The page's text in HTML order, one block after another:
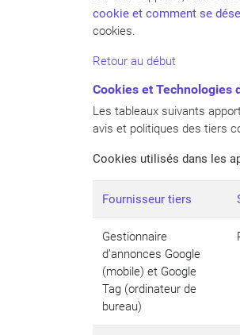
cookie et comment se
cookies.
Retour au début
Cookies et Technologies
Les tableaux suivants
avis et politiques des tiers
Cookies utilisés dans les
Fournisseur tiers
Gestionnaire
d’annonces Google
(mobile) et Google
Tag (ordinateur de
bureau)